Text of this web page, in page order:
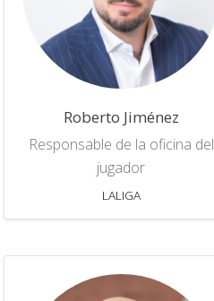
Roberto Jiménez
Responsable de la oficina del
jugador
LALIGA